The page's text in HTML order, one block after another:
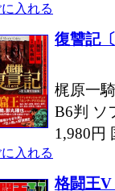
入れる
復讐記
梶原一
B6判 ソ
1,980円
入れる
格闘王V